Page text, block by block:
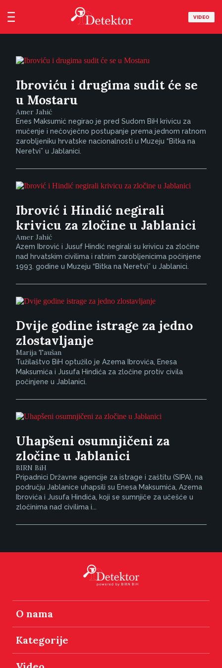
VIDEO
Ibroviću i drugima sudit će se
u Mostaru
Amer Jahić
Enes Maksumić negirao je pred Sudom BiH krivicu za
mučenje i nečovječno postupanje prema jednom ratnom
zarobljeniku hrvatske nacionalnosti u Muzeju “Bitka na
Neretvi” u Jablanici.
Ibrović i Hindić negirali
krivicu za zločine u Jablanici
Amer Jahić
Azem Ibrović i Jusuf Hindić negirali su krivicu za zločine
nad hrvatskim civilima i ratnim zarobljenicima počinjene
1993. godine u Muzeju “Bitka na Neretvi” u Jablanici.
Dvije godine istrage za jedno
zlostavljanje
Marija Taušan
Tužilaštvo BiH optužilo je Azema Ibrovića, Enesa
Maksumića i Jusufa Hindića za zločine protiv civila
počinjene u Jablanici.
Uhapšeni osumnjičeni za
zločine u Jablanici
BIRN BiH
Pripadnici Državne agencije za istrage i zaštitu (SIPA), na
području Jablanice uhapsili su Enesa Maksumića, Azema
Ibrovića i Jusufa Hindića, koji se sumnjiče za učešće u
zločinima nad civilima i...
O nama
Kategorije